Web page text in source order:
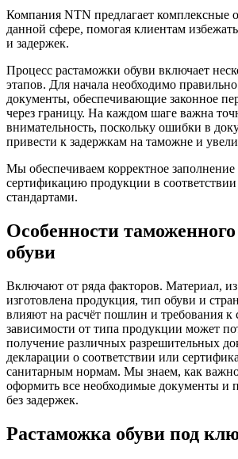
Компания NTN предлагает комплексные
данной сфере, помогая клиентам
и задержек.
Процесс растаможки обуви включает
этапов. Для начала необходимо
документы, обеспечивающие законное
через границу. На каждом шаге важна
внимательность, поскольку ошибки в
привести к задержкам на таможне и
Мы обеспечиваем корректное
сертификацию продукции в
стандартами.
Особенности
обуви
Включают от ряда факторов. Материал, из
изготовлена продукция, тип обуви и
влияют на расчёт пошлин и требования
зависимости от типа продукции может
получение различных разрешительных
декларации о соответствии или
санитарным нормам. Мы знаем, как
оформить все необходимые документы и
без задержек.
Растаможка обуви под